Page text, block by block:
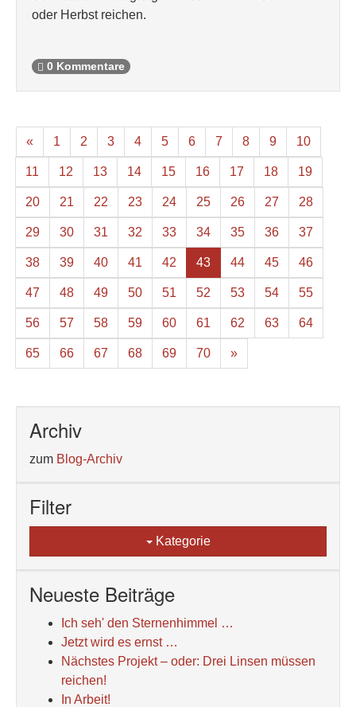
oder Herbst reichen.
0 Kommentare
« 1 2 3 4 5 6 7 8 9 10
11 12 13 14 15 16 17 18 19
20 21 22 23 24 25 26 27 28
29 30 31 32 33 34 35 36 37
38 39 40 41 42 43 44 45 46
47 48 49 50 51 52 53 54 55
56 57 58 59 60 61 62 63 64
65 66 67 68 69 70 »
Archiv
zum Blog-Archiv
Filter
Kategorie
Neueste Beiträge
Ich seh' den Sternenhimmel …
Jetzt wird es ernst …
Nächstes Projekt – oder: Drei Linsen müssen
reichen!
In Arbeit!